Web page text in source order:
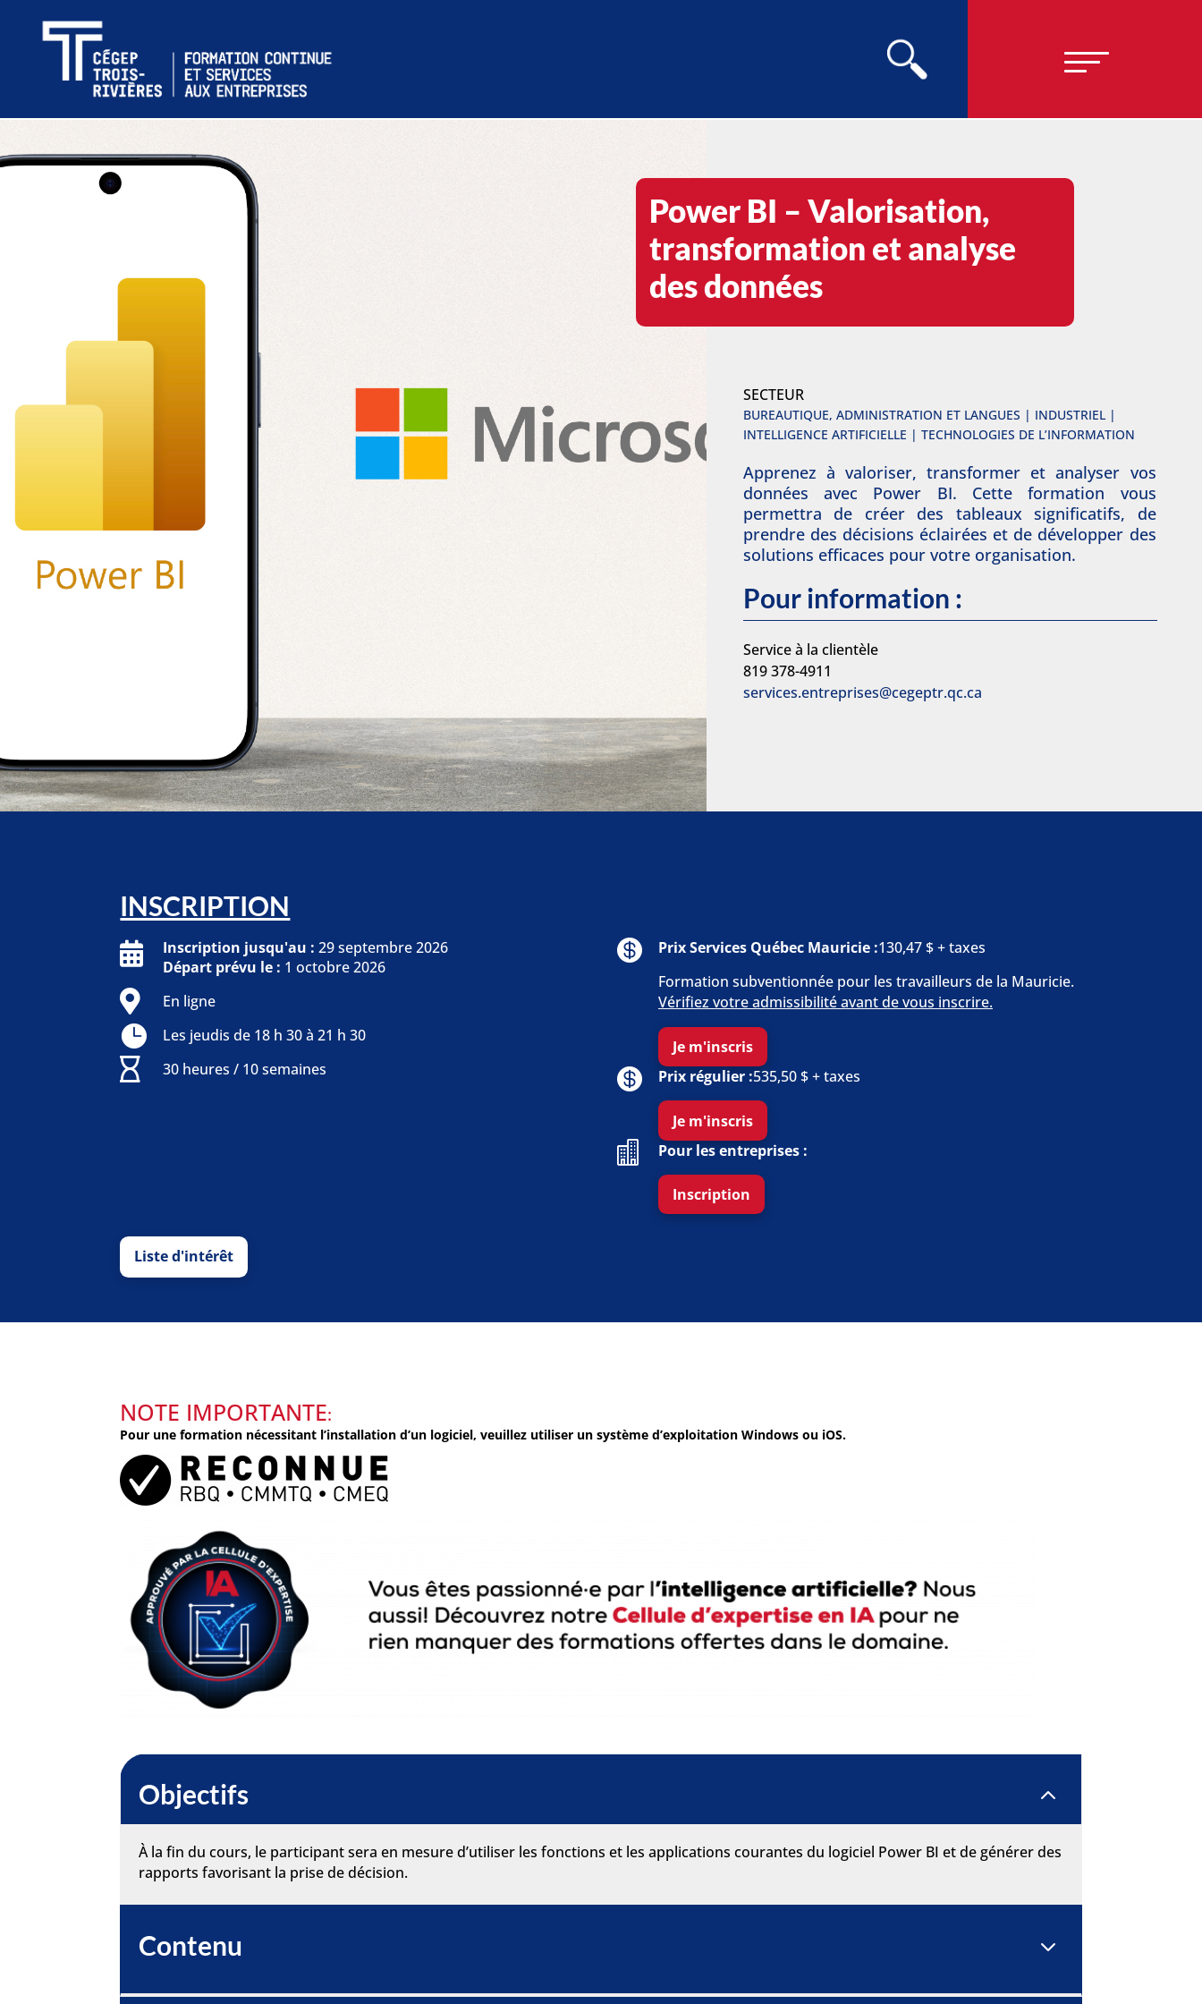
Power BI – Valorisation,
transformation et analyse
des données
SECTEUR
BUREAUTIQUE, ADMINISTRATION ET LANGUES | INDUSTRIEL |
INTELLIGENCE ARTIFICIELLE | TECHNOLOGIES DE L’INFORMATION
Apprenez à valoriser, transformer et analyser vos
données avec Power BI. Cette formation vous
permettra de créer des tableaux significatifs, de
prendre des décisions éclairées et de développer des
solutions efficaces pour votre organisation.
Pour information :
Service à la clientèle
819 378-4911
services.entreprises@cegeptr.qc.ca
INSCRIPTION
Inscription jusqu'au : 29 septembre 2026
Départ prévu le : 1 octobre 2026
En ligne
Les jeudis de 18 h 30 à 21 h 30
30 heures / 10 semaines
Prix Services Québec Mauricie :130,47 $ + taxes
Formation subventionnée pour les travailleurs de la Mauricie.
Vérifiez votre admissibilité avant de vous inscrire.
Je m'inscris
Prix régulier :535,50 $ + taxes
Je m'inscris
Pour les entreprises :
Inscription
Liste d'intérêt
NOTE IMPORTANTE:
Pour une formation nécessitant l’installation d’un logiciel, veuillez utiliser un système d’exploitation Windows ou iOS.
Objectifs 2
À la fin du cours, le participant sera en mesure d’utiliser les fonctions et les applications courantes du logiciel Power BI et de générer des
rapports favorisant la prise de décision.
Contenu 3